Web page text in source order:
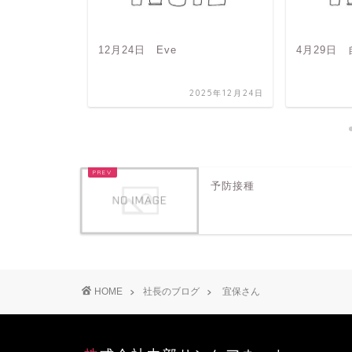
12月24日 Eve
2025年12月24日
4月29日
予防接種
HOME 社長のブログ 宜保さん